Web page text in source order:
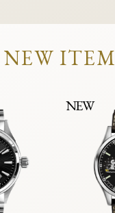
NEW ITEM
NEW